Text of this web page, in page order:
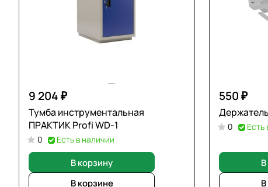
9 204 ₽
Тумба инструментальная
ПРАКТИК Profi WD-1
0 Есть в наличии
В корзину
В корзине
550 ₽
0 Есть